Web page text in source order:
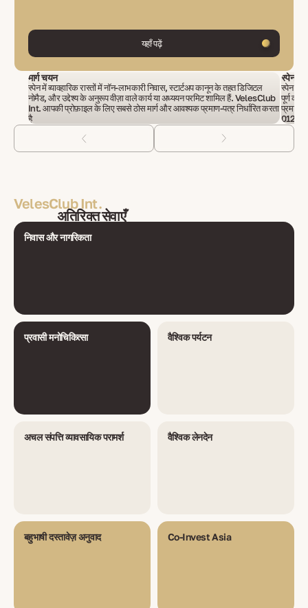
यहाँ पढ़ें
मार्ग चयन
स्पेन में व्यावहारिक रास्तों में नॉन-लाभकारी निवास, स्टार्टअप कानून के तहत डिजिटल
नोमैड, और उद्देश्य के अनुरूप वीज़ा वाले कार्य या अध्ययन परमिट शामिल हैं. VelesClub
Int. आपकी प्रोफ़ाइल के लिए सबसे ठोस मार्ग और आवश्यक प्रमाण-पत्र निर्धारित करता
है
स्पेन
स्पेन के
पूर्ण
012 का
VelesClub Int.
अतिरिक्त सेवाएँ
निवास और नागरिकता
प्रवासी मनोचिकित्सा वैश्विक पर्यटन
अचल संपत्ति व्यावसायिक परामर्श वैश्विक लेनदेन
बहुभाषी दस्तावेज़ अनुवाद Co-Invest Asia